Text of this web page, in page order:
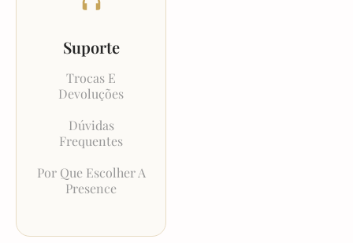
Suporte
Trocas E
Devoluções
Dúvidas
Frequentes
Por Que Escolher A
Presence